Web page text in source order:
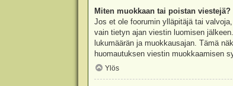
Miten muokkaan tai poistan viestejä?
Jos et ole foorumin ylläpitäjä tai
vain tietyn ajan viestin luomisen
lukumäärän ja muokkausajan. Tämä
huomautuksen viestin muokkaamisen
Ylös